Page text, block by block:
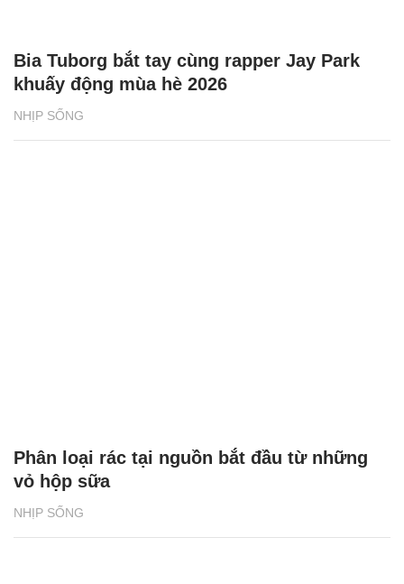
NHỊP SỐNG
Bia Tuborg bắt tay cùng rapper Jay Park
khuấy động mùa hè 2026
NHỊP SỐNG
Phân loại rác tại nguồn bắt đầu từ những
vỏ hộp sữa